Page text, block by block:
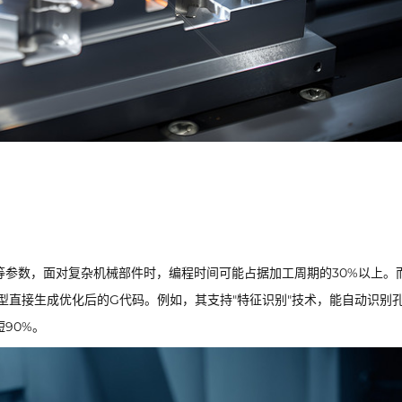
数，面对复杂机械部件时，编程时间可能占据加工周期的30%以上。
接生成优化后的G代码。例如，其支持"特征识别"技术，能自动识别
。